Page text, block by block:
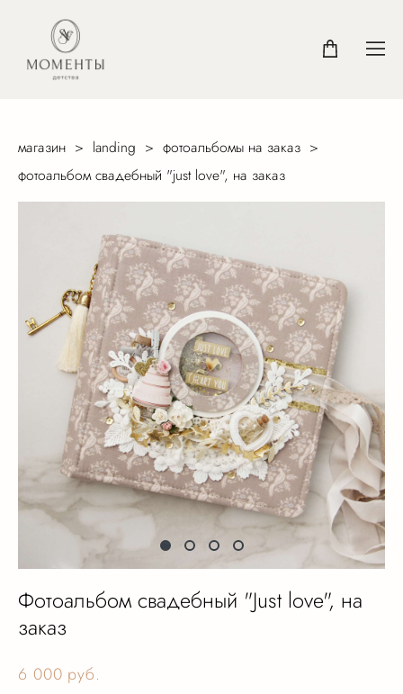
магазин > landing > фотоальбомы на заказ >
фотоальбом свадебный "just love", на заказ
Фотоальбом свадебный "Just love", на
заказ
6 000 pуб.